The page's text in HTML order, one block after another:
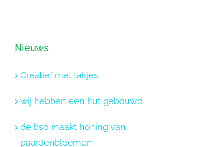
Nieuws
Creatief met takjes
wij hebben een hut gebouwd
de bso maakt honing van
paardenbloemen